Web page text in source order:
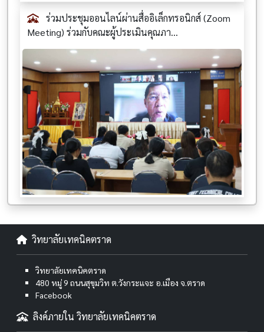
ร่วมประชุมออนไลน์ผ่านสื่ออิเล็กทรอนิกส์ (Zoom
Meeting) ร่วมกับคณะผู้ประเมินคุณภา...
วิทยาลัยเทคนิคตราด
วิทยาลัยเทคนิคตราด
480 หมู่ 9 ถนนสุขุมวิท ต.วังกระแจะ อ.เมือง จ.ตราด
Facebook
ลิงค์ภายใน วิทยาลัยเทคนิคตราด